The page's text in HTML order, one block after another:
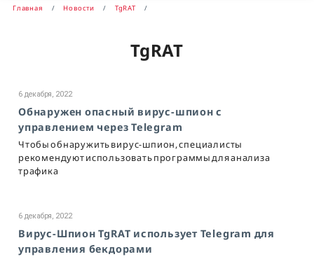
Главная Новости TgRAT
TgRAT
6 декабря, 2022
Обнаружен опасный вирус-шпион с
управлением через Telegram
Чтобы обнаружить вирус-шпион, специалисты
рекомендуют использовать программы для анализа
трафика
6 декабря, 2022
Вирус-Шпион TgRAT использует Telegram для
управления бекдорами